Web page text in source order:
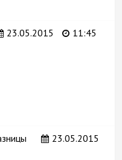
23.05.2015 11:45
23.05.2015